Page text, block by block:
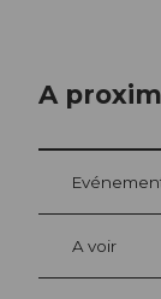
A
A voir